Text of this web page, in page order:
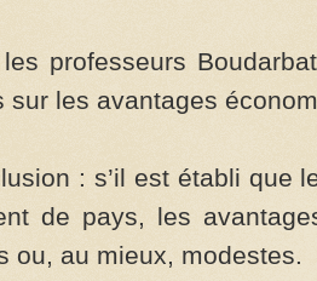
professeurs
sur les avantages
: s’il est établi que
de pays, les
ou, au mieux, modestes.